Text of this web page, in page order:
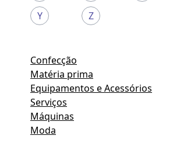
Y
Z
Confecção
Matéria prima
Equipamentos e Acessórios
Serviços
Máquinas
Moda